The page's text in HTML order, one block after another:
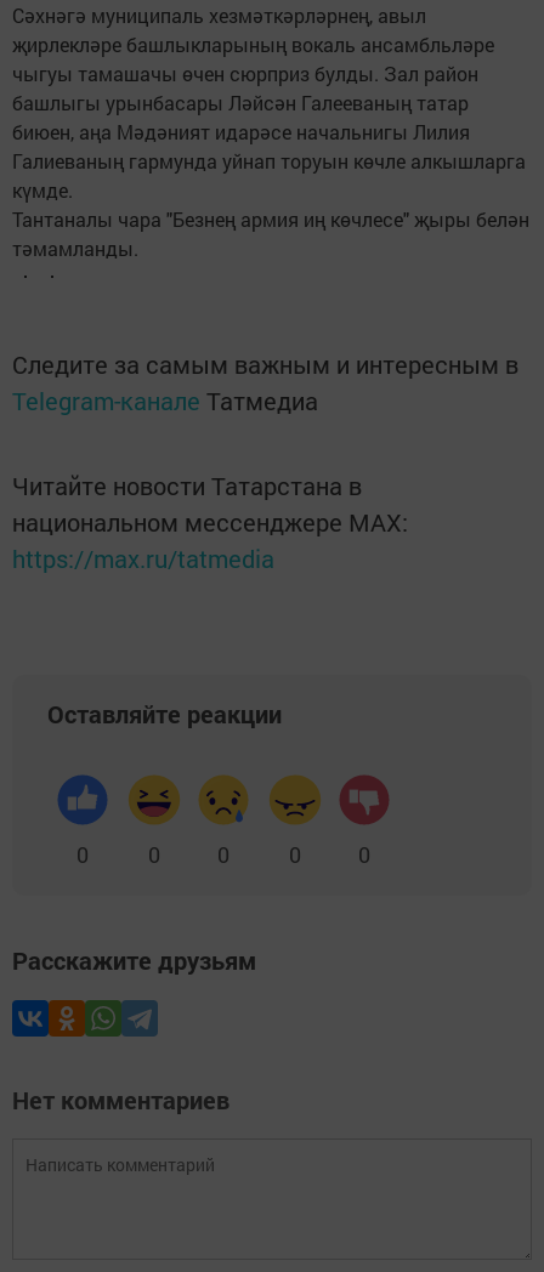
Сәхнәгә муниципаль хезмәткәрләрнең, авыл
җирлекләре башлыкларының вокаль ансамбльләре
чыгуы тамашачы өчен сюрприз булды. Зал район
башлыгы урынбасары Ләйсән Галееваның татар
биюен, аңа Мәдәният идарәсе начальнигы Лилия
Галиеваның гармунда уйнап торуын көчле алкышларга
күмде.
Тантаналы чара "Безнең армия иң көчлесе" җыры белән
тәмамланды.
Следите за самым важным и интересным в
Telegram-канале Татмедиа
Читайте новости Татарстана в
национальном мессенджере MАХ:
https://max.ru/tatmedia
Оставляйте реакции
0 0 0 0 0
Расскажите друзьям
Нет комментариев